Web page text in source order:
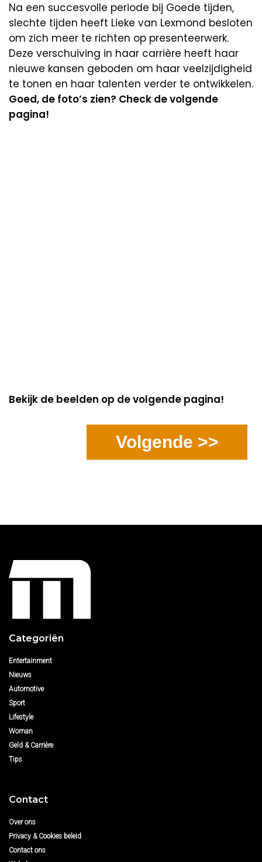
Na een succesvolle periode bij Goede tijden,
slechte tijden heeft Lieke van Lexmond besloten
om zich meer te richten op presenteerwerk.
Deze verschuiving in haar carrière heeft haar
nieuwe kansen geboden om haar veelzijdigheid
te tonen en haar talenten verder te ontwikkelen.
Goed, de foto’s zien? Check de volgende
pagina!
Bekijk de beelden op de volgende pagina!
Volgende >>
Categoriën
Entertainment
Nieuws
Automotive
Sport
Lifestyle
Woman
Geld & Carrière
Tips
Contact
Over ons
Privacy & Cookies beleid
Contact ons